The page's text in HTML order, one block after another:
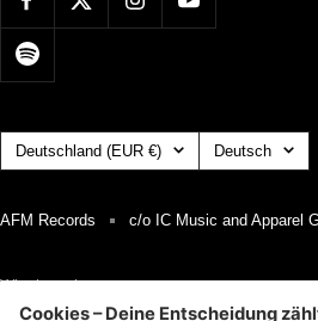
Land/Region Deutschland (EUR €) Sprache
Deutsch
AFM Records c/o IC Music and Apparel
Wir akzeptieren